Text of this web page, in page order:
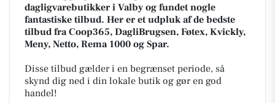
dagligvarebutikker i Valby og fundet nogle
fantastiske tilbud. Her er et udpluk af de bedste
tilbud fra Coop365, DagliBrugsen, Føtex, Kvickly,
Meny, Netto, Rema 1000 og Spar.
Disse tilbud gælder i en begrænset periode, så
skynd dig ned i din lokale butik og gør en god
handel!